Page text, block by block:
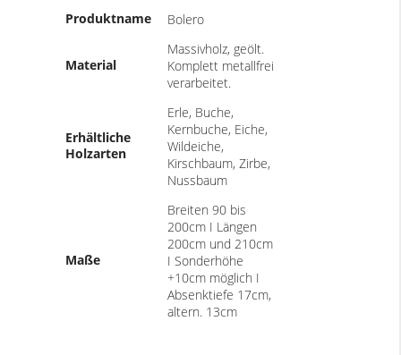
Produktname
Bolero
Material
Massivholz, geölt.
Komplett metallfrei
verarbeitet.
Erhältliche
Holzarten
Erle, Buche,
Kernbuche, Eiche,
Wildeiche,
Kirschbaum, Zirbe,
Nussbaum
Maße
Breiten 90 bis
200cm I Längen
200cm und 210cm
I Sonderhöhe
+10cm möglich I
Absenktiefe 17cm,
altern. 13cm